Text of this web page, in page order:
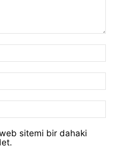
E-
sitemi bir dahaki